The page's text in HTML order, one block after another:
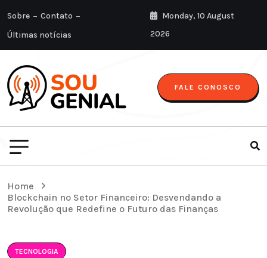
Sobre
Contato
Últimas notícias
Monday, 10 August
2026
FALE CONOSCO
Home
Blockchain no Setor Financeiro: Desvendando a
Revolução que Redefine o Futuro das Finanças
TECNOLOGIA